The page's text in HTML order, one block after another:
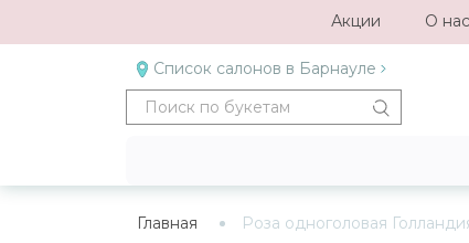
Акции О нас
Список салонов в Барнауле
Главная Роза одноголовая